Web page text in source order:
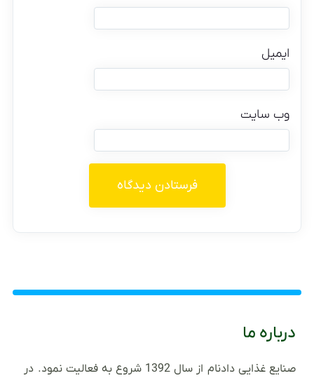
ایمیل
وب‌ سایت
درباره ما
صنایع غذایی دادنام از سال 1392 شروع به فعالیت نمود. در